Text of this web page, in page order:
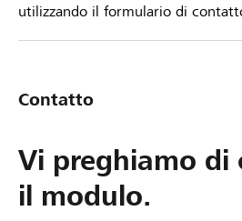
utilizzando il formulario di
Contatto
Vi preghiamo di
il modulo.